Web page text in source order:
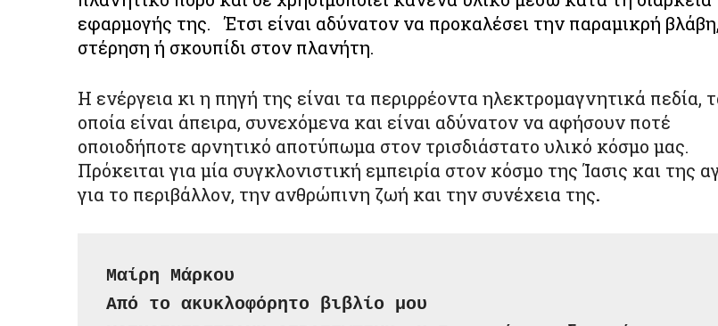
εφαρμογής της. Έτσι είναι αδύνατον να προκαλέσει την παραμικρή βλάβη,
στέρηση ή σκουπίδι στον πλανήτη.
Η ενέργεια κι η πηγή της είναι τα περιρρέοντα ηλεκτρομαγνητικά πεδία,
οποία είναι άπειρα, συνεχόμενα και είναι αδύνατον να αφήσουν ποτέ
οποιοδήποτε αρνητικό αποτύπωμα στον τρισδιάστατο υλικό κόσμο μας.
Πρόκειται για μία συγκλονιστική εμπειρία στον κόσμο της Ίασις και της
για το περιβάλλον, την ανθρώπινη ζωή και την συνέχεια της.
Μαίρη Μάρκου
Από το ακυκλοφόρητο βιβλίο μου